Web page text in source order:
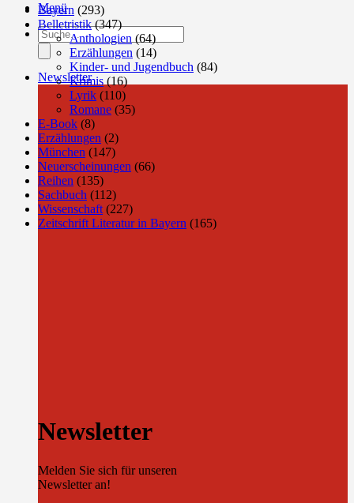
Menü
Products
search
Newsletter
Newsletter
Melden Sie sich für unseren
Newsletter an!
Bayern (293)
Belletristik (347)
Anthologien (64)
Erzählungen (14)
Kinder- und Jugendbuch (84)
Krimis (16)
Lyrik (110)
Romane (35)
E-Book (8)
Erzählungen (2)
München (147)
Neuerscheinungen (66)
Reihen (135)
Sachbuch (112)
Wissenschaft (227)
Zeitschrift Literatur in Bayern (165)